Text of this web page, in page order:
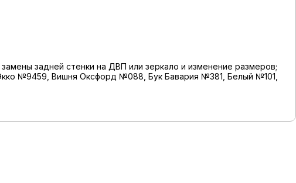
задней стенки на ДВП или зеркало и изменение размеров;
№9459, Вишня Оксфорд №088, Бук Бавария №381, Белый №101,